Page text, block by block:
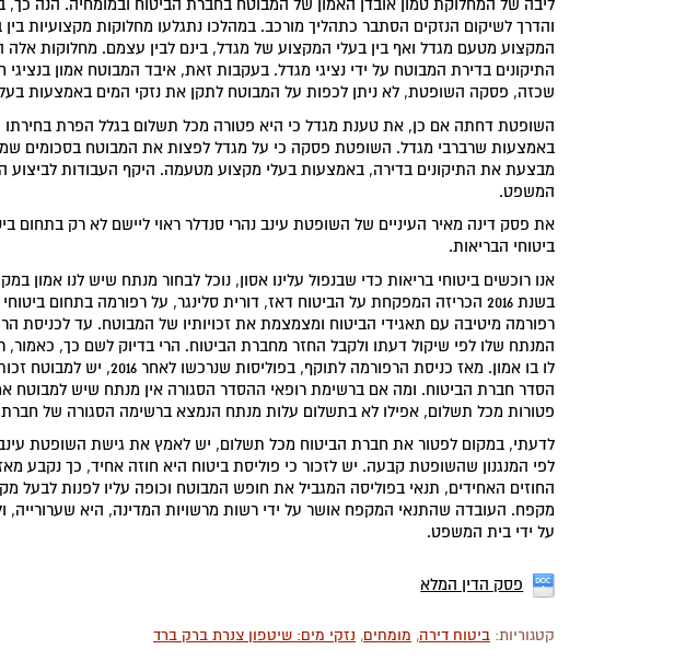
ליבה של המחלוקת טמון אובדן האמון של המבוטח בחברת הביטוח ובמומחיה. הנה
והדרך לשיקום הנזקים הסתבר כתהליך מורכב. במהלכו נתגלעו מחלוקות מקצועיות
המקצוע מטעם מגדל ואף בין בעלי המקצוע של מגדל, בינם לבין עצמם. מחלוקות אלה
התיקונים בדירת המבוטח על ידי נציגי מגדל. בעקבות זאת, איבד המבוטח אמון
שכזה, פסקה השופטת, לא ניתן לכפות על המבוטח לתקן את נזקי המים באמצעות
השופטת דחתה אם כן, את טענת מגדל כי היא פטורה מכל תשלום בגלל הפרת
באמצעות שרברבי מגדל. השופטת פסקה כי על מגדל לפצות את המבוטח בסכומים
מבצעת את התיקונים בדירה, באמצעות בעלי מקצוע מטעמה. היקף העבודות לביצוע
המשפט.
את פסק דינה מאיר העיניים של השופטת עינב נהרי סנדלר ראוי ליישם לא רק בתחום
ביטוחי הבריאות.
אנו רוכשים ביטוחי בריאות כדי שבנפול עלינו אסון, נוכל לבחור מנתח שיש לנו אמון
בשנת 2016 הכריזה המפקחת על הביטוח דאז, דורית סלינגר, על רפורמה בתחום
רפורמה מיטיבה עם תאגידי הביטוח ומצמצמת את זכויותיו של המבוטח. עד לכניסת
המנתח שלו לפי שיקול דעתו ולקבל החזר מחברת הביטוח. הרי בדיוק לשם כך,
לו בו אמון. מאז כניסת הרפורמה
הסדר חברת הביטוח. ומה אם ברשימת רופאי ההסדר הסגורה אין מנתח שיש למבוטח
פטורות מכל תשלום, אפילו לא בתשלום עלות מנתח הנמצא ברשימה הסגורה של חברת
לדעתי, במקום לפטור את חברת הביטוח מכל תשלום, יש לאמץ את גישת השופטת
לפי המנגנון שהשופטת קבעה. יש לזכור כי פוליסת ביטוח היא חוזה אחיד, כך נקבע
החוזים האחידים, תנאי בפוליסה המגביל את חופש המבוטח וכופה עליו לפנות לבעל
מקפח. העובדה שהתנאי המקפח אושר על ידי רשות מרשויות המדינה, היא שערורייה,
על ידי בית המשפט.
פסק הדין המלא
קטגוריות: ביטוח דירה, מומחים, נזקי מים: שיטפון צנרת ברק ברד